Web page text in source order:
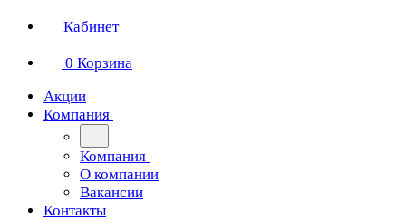
Кабинет
0 Корзина
Акции
Компания
Компания
О компании
Вакансии
Контакты